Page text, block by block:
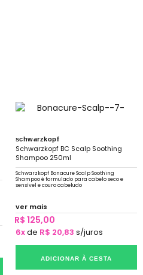
schwarzkopf
Schwarzkopf BC Scalp Soothing
Shampoo 250ml
Schwarzkopf Bonacure Scalp Soothing
Shampoo é formulado para cabelo seco e
sensível e couro cabeludo
ver mais
R$ 125,00
6xde R$ 20,83 s/juros
ADICIONAR À CESTA